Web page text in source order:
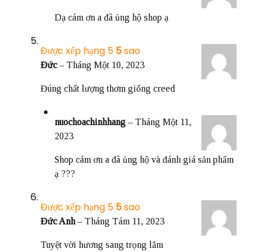
Dạ cám ơn a đã ủng hộ shop ạ
Được xếp hạng 55 sao
Đức– Tháng Một 10, 2023
Đúng chất lượng thơm giống creed
nuochoachinhhang – Tháng Một 11,
2023
Shop cám ơn a đã ủng hộ và đánh giá sản phẩm
ạ ???
Được xếp hạng 55 sao
Đức Anh– Tháng Tám 11, 2023
Tuyệt vời hương sang trọng lắm